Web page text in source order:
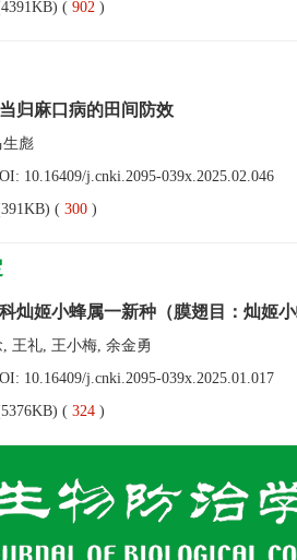
( 902 )
归麻口病的田间防效
生彪
10.16409/j.cnki.2095-039x.2025.02.046
( 300 )
灿姬小蜂属一新种（膜翅目：灿姬
王礼, 王小梅, 余金勇
10.16409/j.cnki.2095-039x.2025.01.017
( 324 )